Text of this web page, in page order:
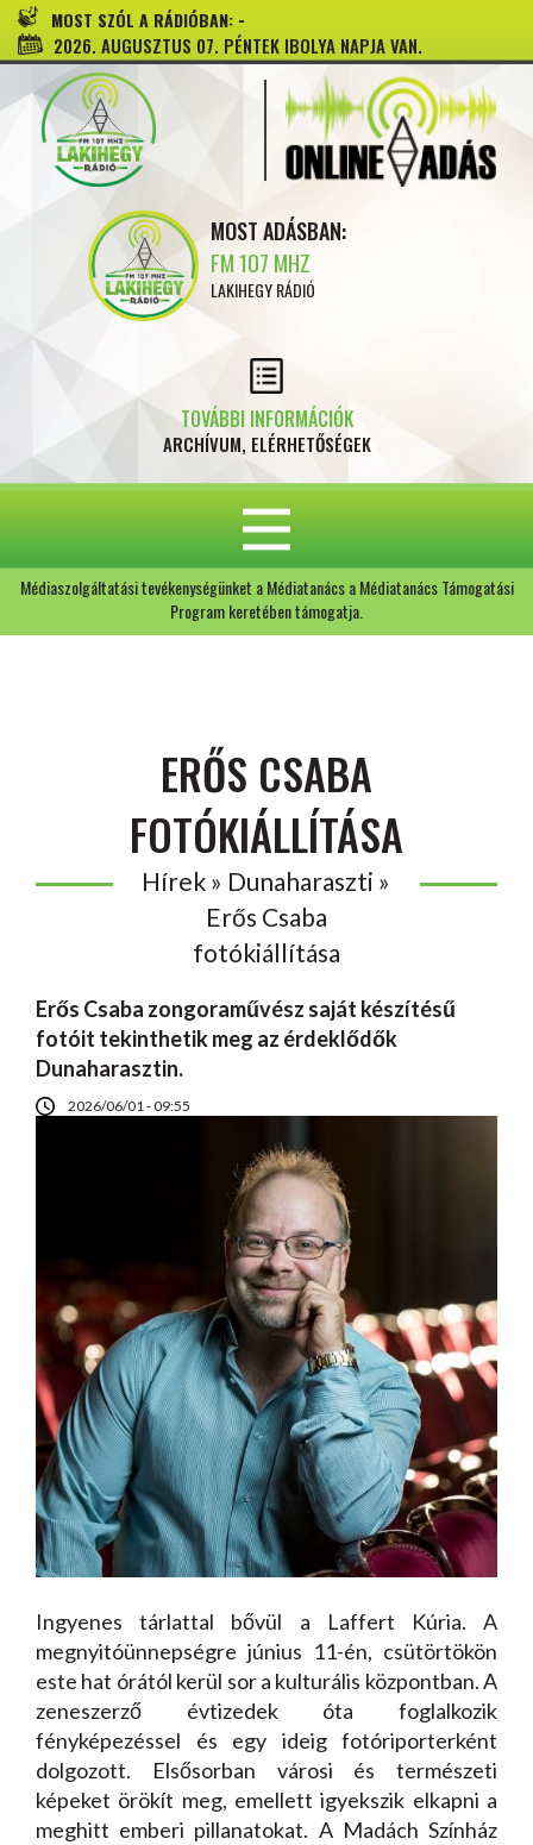
MOST SZÓL A RÁDIÓBAN: -
2026. AUGUSZTUS 07. PÉNTEK IBOLYA NAPJA VAN.
MOST ADÁSBAN:
FM 107 MHZ
LAKIHEGY RÁDIÓ
TOVÁBBI INFORMÁCIÓK
ARCHÍVUM, ELÉRHETŐSÉGEK
Médiaszolgáltatási tevékenységünket a Médiatanács a Médiatanács Támogatási
Program keretében támogatja.
ERŐS CSABA
FOTÓKIÁLLÍTÁSA
Hírek » Dunaharaszti »
Erős Csaba
fotókiállítása
Erős Csaba zongoraművész saját készítésű
fotóit tekinthetik meg az érdeklődők
Dunaharasztin.
2026/06/01 - 09:55
Ingyenes tárlattal bővül a Laffert Kúria. A
megnyitóünnepségre június 11-én, csütörtökön
este hat órától kerül sor a kulturális központban. A
zeneszerző évtizedek óta foglalkozik
fényképezéssel és egy ideig fotóriporterként
dolgozott. Elsősorban városi és természeti
képeket örökít meg, emellett igyekszik elkapni a
meghitt emberi pillanatokat. A Madách Színház